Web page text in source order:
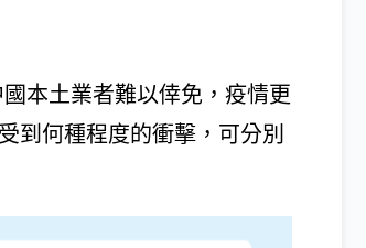
本土業者難以倖免，疫情更
到何種程度的衝擊，可分別